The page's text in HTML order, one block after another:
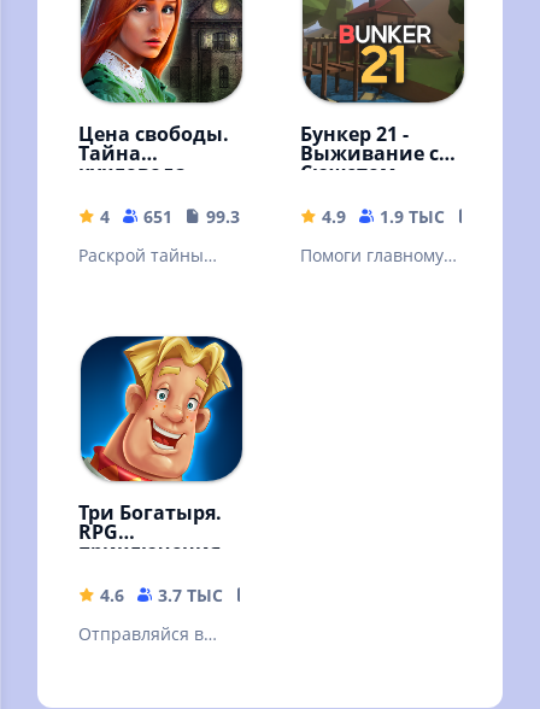
Цена свободы.
Тайна
кукловода
4 651
99.3 MB
Раскрой тайны
загадочных
обитателей!
Бункер 21 -
Выживание с
Сюжетом
4.9 1.9 ТЫС
Помоги главному
Три Богатыря.
RPG
приключения
4.6 3.7 ТЫС
Отправляйся в